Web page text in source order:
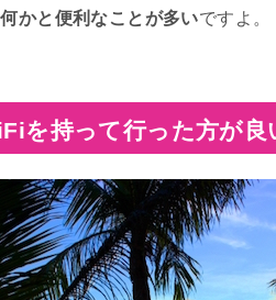
かと便利なことが多いですよ。
を持って行った方が良